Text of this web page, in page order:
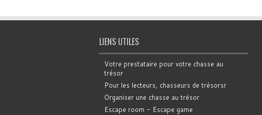
LIENS UTILES
Votre prestataire pour votre chasse au
trésor
Pour les lecteurs, chasseurs de trésorsr
Organiser une chasse au trésor
Escape room - Escape game